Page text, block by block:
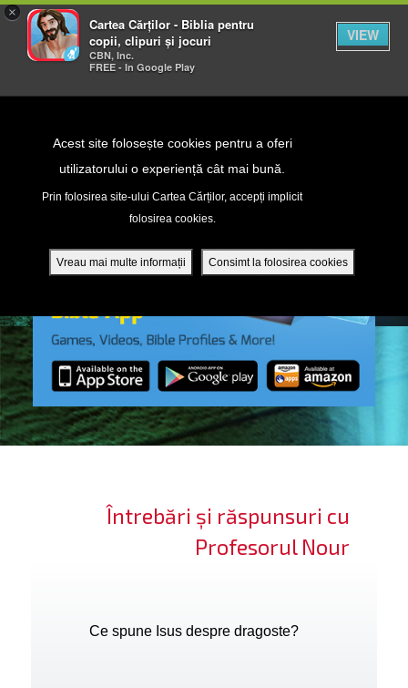
×
Cartea Cărților - Biblia pentru
copii, clipuri și jocuri
CBN, Inc.
FREE - In Google Play
VIEW
Acest site folosește cookies pentru a oferi
utilizatorului o experiență cât mai bună.
Prin folosirea site-ului Cartea Cărților, accepți implicit
folosirea cookies.
Vreau mai multe informații Consimt la folosirea cookies
DVD - Sezoane 1-4
mobilă
te
Întrebări și răspunsuri cu
Profesorul Nour
Ce spune Isus despre dragoste?